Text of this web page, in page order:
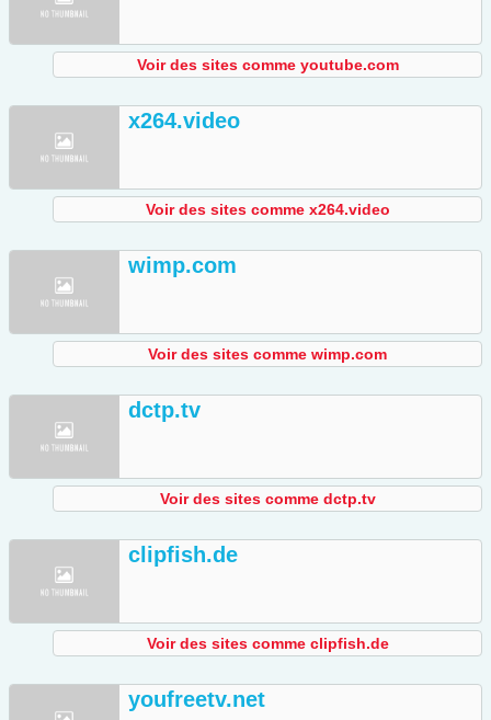
Voir des sites comme youtube.com
x264.video
Voir des sites comme x264.video
wimp.com
Voir des sites comme wimp.com
dctp.tv
Voir des sites comme dctp.tv
clipfish.de
Voir des sites comme clipfish.de
youfreetv.net